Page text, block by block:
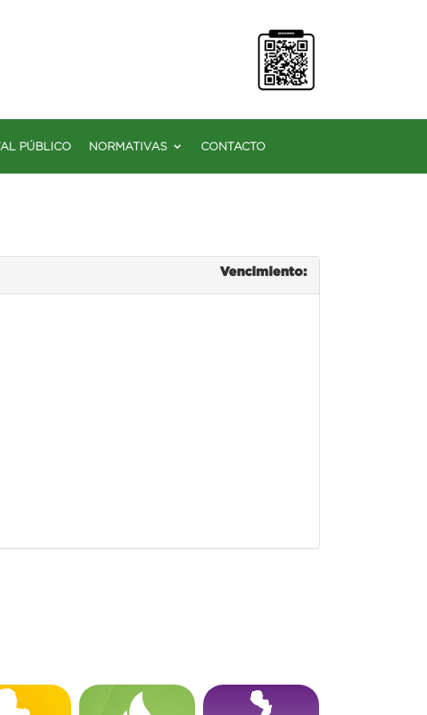
PÚBLICO NORMATIVAS CONTACTO
Vencimiento: